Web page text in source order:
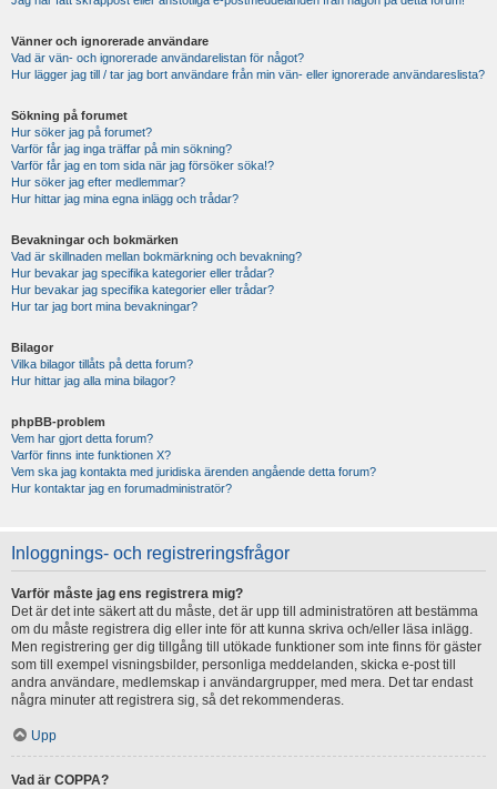
Vänner och ignorerade användare
Vad är vän- och ignorerade användarelistan för något?
Hur lägger jag till / tar jag bort användare från min vän- eller ignorerade användareslista?
Sökning på forumet
Hur söker jag på forumet?
Varför får jag inga träffar på min sökning?
Varför får jag en tom sida när jag försöker söka!?
Hur söker jag efter medlemmar?
Hur hittar jag mina egna inlägg och trådar?
Bevakningar och bokmärken
Vad är skillnaden mellan bokmärkning och bevakning?
Hur bevakar jag specifika kategorier eller trådar?
Hur bevakar jag specifika kategorier eller trådar?
Hur tar jag bort mina bevakningar?
Bilagor
Vilka bilagor tillåts på detta forum?
Hur hittar jag alla mina bilagor?
phpBB-problem
Vem har gjort detta forum?
Varför finns inte funktionen X?
Vem ska jag kontakta med juridiska ärenden angående detta forum?
Hur kontaktar jag en forumadministratör?
Inloggnings- och registreringsfrågor
Varför måste jag ens registrera mig?
Det är det inte säkert att du måste, det är upp till administratören att bestämma
om du måste registrera dig eller inte för att kunna skriva och/eller läsa inlägg.
Men registrering ger dig tillgång till utökade funktioner som inte finns för gäster
som till exempel visningsbilder, personliga meddelanden, skicka e-post till
andra användare, medlemskap i användargrupper, med mera. Det tar endast
några minuter att registrera sig, så det rekommenderas.
Upp
Vad är COPPA?